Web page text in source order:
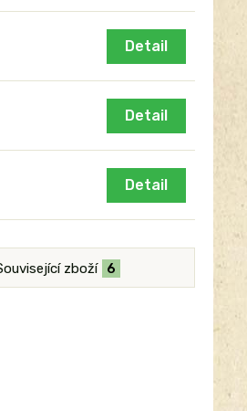
Detail
Detail
Detail
zboží 6